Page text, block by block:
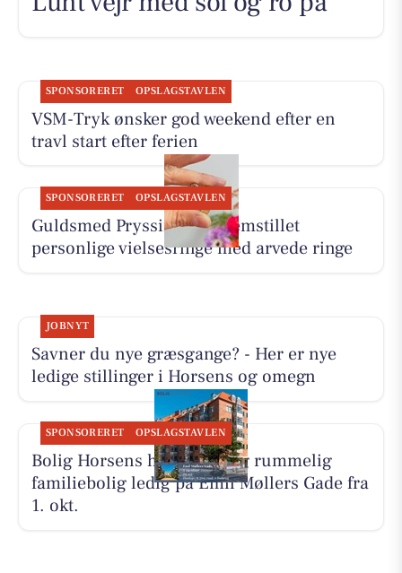
SPONSORERET OPSLAGSTAVLEN
VSM-Tryk ønsker god weekend efter en
travl start efter ferien
SPONSORERET OPSLAGSTAVLEN
Guldsmed Pryssing har fremstillet
personlige vielsesringe med arvede ringe
JOBNYT
Savner du nye græsgange? - Her er nye
ledige stillinger i Horsens og omegn
SPONSORERET OPSLAGSTAVLEN
Bolig Horsens har en lys og rummelig
familiebolig ledig på Emil Møllers Gade fra
1. okt.